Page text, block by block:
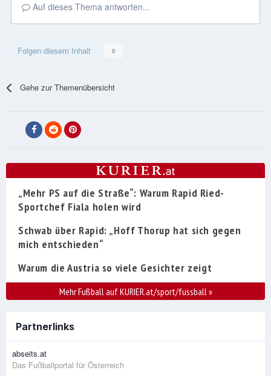
Auf dieses Thema antworten...
Folgen diesem Inhalt 0
Gehe zur Themenübersicht
„Mehr PS auf die Straße“: Warum Rapid Ried-
Sportchef Fiala holen wird
Schwab über Rapid: „Hoff Thorup hat sich gegen
mich entschieden“
Warum die Austria so viele Gesichter zeigt
Mehr Fußball auf KURIER.at/sport/fussball»
Partnerlinks
abseits.at
Das Fußballportal für Österreich